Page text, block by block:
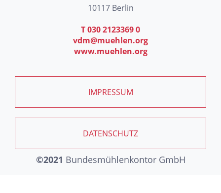
10117 Berlin
T 030 2123369 0
vdm@muehlen.org
www.muehlen.org
IMPRESSUM
DATENSCHUTZ
©2021 Bundesmühlenkontor GmbH